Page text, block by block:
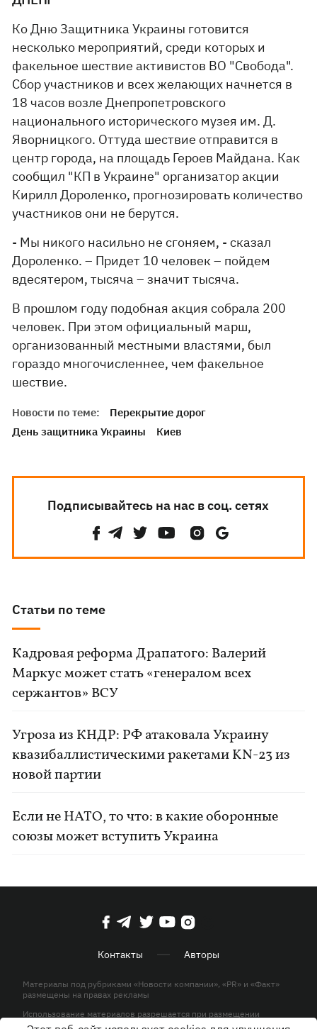
Ко Дню Защитника Украины готовится
несколько мероприятий, среди которых и
факельное шествие активистов ВО "Свобода".
Сбор участников и всех желающих начнется в
18 часов возле Днепропетровского
национального исторического музея им. Д.
Яворницкого. Оттуда шествие отправится в
центр города, на площадь Героев Майдана. Как
сообщил "КП в Украине" организатор акции
Кирилл Дороленко, прогнозировать количество
участников они не берутся.
- Мы никого насильно не сгоняем, - сказал
Дороленко. – Придет 10 человек – пойдем
вдесятером, тысяча – значит тысяча.
В прошлом году подобная акция собрала 200
человек. При этом официальный марш,
организованный местными властями, был
гораздо многочисленнее, чем факельное
шествие.
Новости по теме:
Перекрытие дорог
День защитника Украины
Киев
Подписывайтесь на нас в соц. сетях
Статьи по теме
Кадровая реформа Драпатого: Валерий
Маркус может стать «генералом всех
сержантов» ВСУ
Угроза из КНДР: РФ атаковала Украину
квазибаллистическими ракетами KN-23 из
новой партии
Если не НАТО, то что: в какие оборонные
союзы может вступить Украина
Контакты Авторы
Материалы под рубриками «Новости компании», «PR» и «Факт»
размещены на правах рекламы
Использование материалов разрешается при размещении
активной гиперссылки на KP.UA в первом абзаце.